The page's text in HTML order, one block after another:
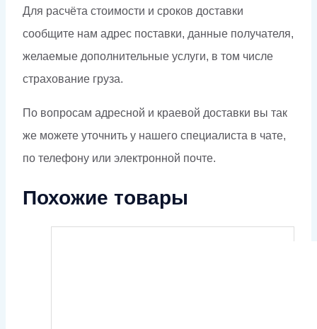
Для расчёта стоимости и сроков доставки
сообщите нам адрес поставки, данные получателя,
желаемые дополнительные услуги, в том числе
страхование груза.
По вопросам адресной и краевой доставки вы так
же можете уточнить у нашего специалиста в чате,
по телефону или электронной почте.
Похожие товары